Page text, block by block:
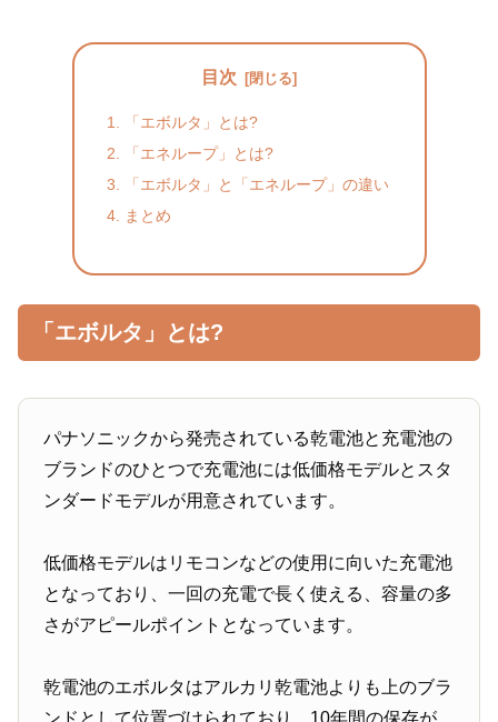
目次
「エボルタ」とは?
「エネループ」とは?
「エボルタ」と「エネループ」の違い
まとめ
「エボルタ」とは?
パナソニックから発売されている乾電池と充電池の
ブランドのひとつで充電池には低価格モデルとスタ
ンダードモデルが用意されています。
低価格モデルはリモコンなどの使用に向いた充電池
となっており、一回の充電で長く使える、容量の多
さがアピールポイントとなっています。
乾電池のエボルタはアルカリ乾電池よりも上のブラ